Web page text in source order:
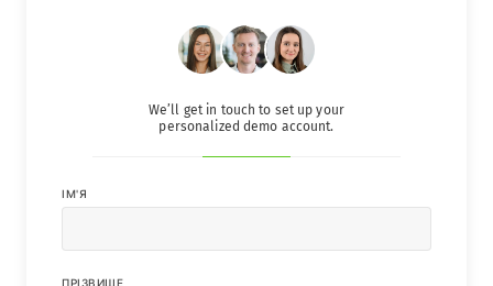
IМ'Я
ПРІЗВИЩЕ
We’ll get in touch to set up your
personalized demo account.